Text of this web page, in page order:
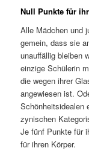
Null Punkte für
Alle Mädchen und
gemein, dass sie
unauffällig bleiben
einzige Schülerin
die wegen ihrer
angewiesen ist.
Schönheitsidealen
zynischen
Je fünf Punkte für
für ihren Körper.